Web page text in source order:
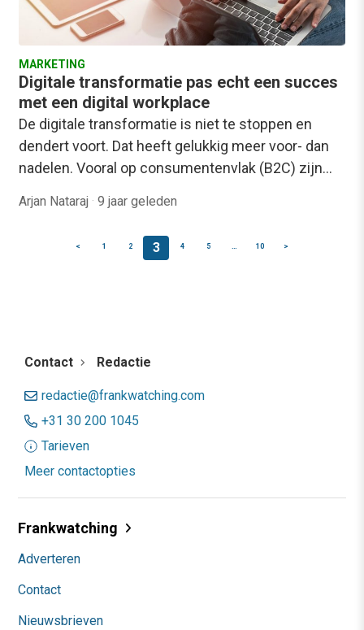
MARKETING
Digitale transformatie pas echt een succes
met een digital workplace
De digitale transformatie is niet te stoppen en
dendert voort. Dat heeft gelukkig meer voor- dan
nadelen. Vooral op consumentenvlak (B2C) zijn…
Arjan Nataraj · 9 jaar geleden
< 1 2 3 4 5 10 >
Contact Redactie
redactie@frankwatching.com
+31 30 200 1045
Tarieven
Meer contactopties
Frankwatching
Adverteren
Contact
Nieuwsbrieven